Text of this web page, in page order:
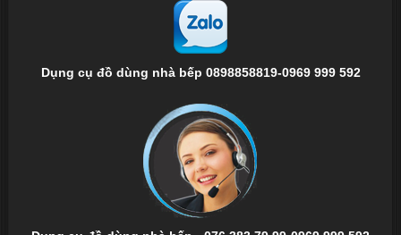
Dụng cụ đồ dùng nhà bếp 0898858819-0969 999 592